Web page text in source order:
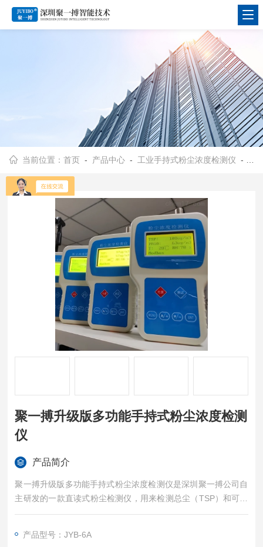
当前位置：首页 - 产品中心 - 工业手持式粉尘浓度检测仪 -
聚一搏升级版多功能手持式粉尘浓度检测
仪
产品简介
聚一搏升级版多功能手持式粉尘浓度检测仪是深圳聚一搏公司自
主研发的一款直读式粉尘检测仪，用来检测总尘（TSP）和可吸
入粉尘，主要用于工矿企业、生产车间、公共场所中粉尘颗粒物
测），以及环境保护领域可吸入尘浓度的监测。具有实用性强，
产品型号：JYB-6A